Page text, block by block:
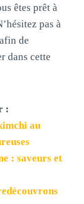
êtes prêt à
pas à
de
dans cette
:
au
: saveurs et